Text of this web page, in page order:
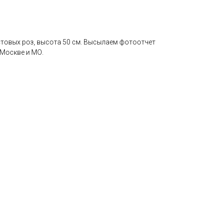
роз, высота 50 см. Высылаем фотоотчет
Москве и МО.